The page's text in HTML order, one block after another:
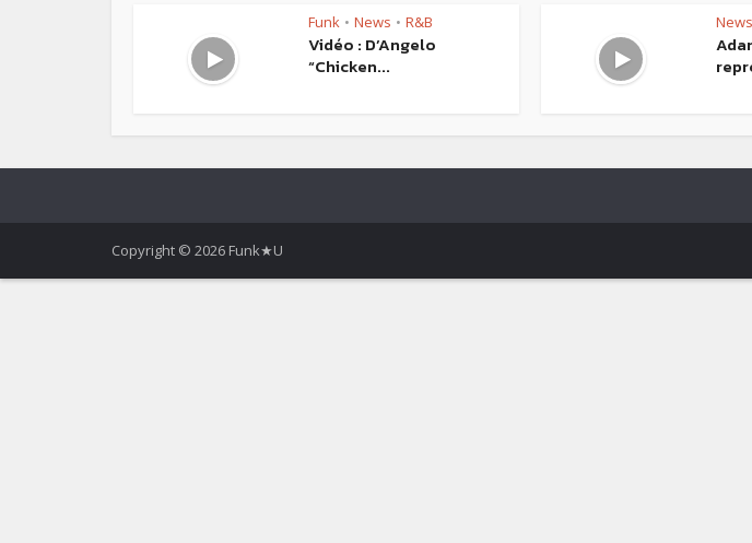
Funk • News • R&B
Vidéo : D’Angelo
“Chicken...
News
Copyright © 2026 Funk★U